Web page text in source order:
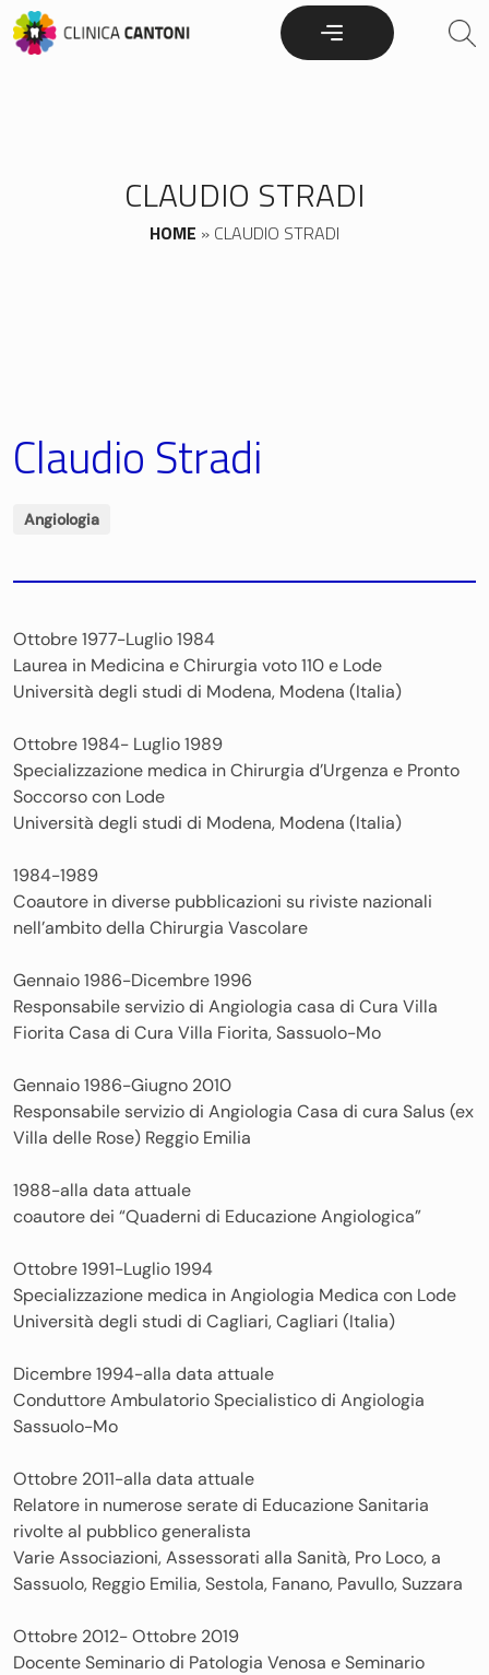
Skip
to
CLAUDIO STRADI
HOME » CLAUDIO STRADI
Claudio Stradi
Angiologia
Ottobre 1977-Luglio 1984
Laurea in Medicina e Chirurgia voto 110 e Lode
Università degli studi di Modena, Modena (Italia)
Ottobre 1984- Luglio 1989
Specializzazione medica in Chirurgia d’Urgenza e Pronto
Soccorso con Lode
Università degli studi di Modena, Modena (Italia)
1984-1989
Coautore in diverse pubblicazioni su riviste nazionali
nell’ambito della Chirurgia Vascolare
Gennaio 1986-Dicembre 1996
Responsabile servizio di Angiologia casa di Cura Villa
Fiorita Casa di Cura Villa Fiorita, Sassuolo-Mo
Gennaio 1986-Giugno 2010
Responsabile servizio di Angiologia Casa di cura Salus (ex
Villa delle Rose) Reggio Emilia
1988-alla data attuale
coautore dei “Quaderni di Educazione Angiologica”
Ottobre 1991-Luglio 1994
Specializzazione medica in Angiologia Medica con Lode
Università degli studi di Cagliari, Cagliari (Italia)
Dicembre 1994-alla data attuale
Conduttore Ambulatorio Specialistico di Angiologia
Sassuolo-Mo
Ottobre 2011-alla data attuale
Relatore in numerose serate di Educazione Sanitaria
rivolte al pubblico generalista
Varie Associazioni, Assessorati alla Sanità, Pro Loco, a
Sassuolo, Reggio Emilia, Sestola, Fanano, Pavullo, Suzzara
Ottobre 2012- Ottobre 2019
Docente Seminario di Patologia Venosa e Seminario